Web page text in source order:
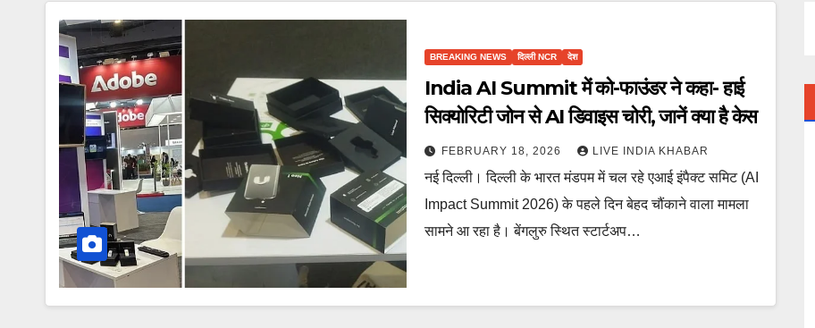
BREAKING NEWS दिल्ली NCR देश
India AI Summit में को-फाउंडर ने कहा- हाई
सिक्योरिटी जोन से AI डिवाइस चोरी, जानें क्या है केस
FEBRUARY 18, 2026 LIVE INDIA KHABAR
नई दिल्ली। दिल्ली के भारत मंडपम में चल रहे एआई इंपैक्ट समिट (AI
Impact Summit 2026) के पहले दिन बेहद चौंकाने वाला मामला
सामने आ रहा है। बेंगलुरु स्थित स्टार्टअप…